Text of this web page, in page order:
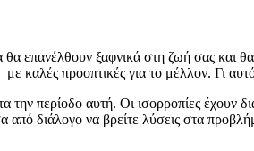
θα επανέλθουν ξαφνικά στη ζωή σας
καλές προοπτικές για το μέλλον. Γι
περίοδο αυτή. Οι ισορροπίες έχουν
διάλογο να βρείτε λύσεις στα